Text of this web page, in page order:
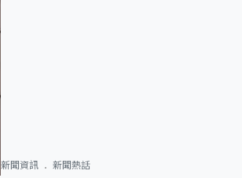
新聞資訊 新聞熱話